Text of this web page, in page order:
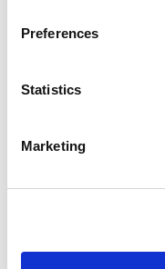
Preferences
Statistics
Marketing
atingir US$ 3,8
A indústria hoje
Outubro 1,
petróleo no Mar